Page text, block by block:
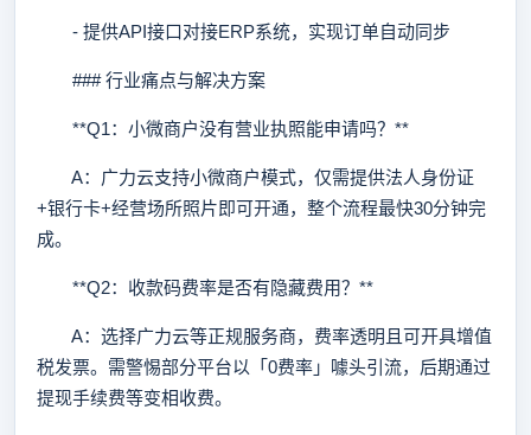
- 提供API接口对接ERP系统，实现订单自动同步
### 行业痛点与解决方案
**Q1：小微商户没有营业执照能申请吗？**
A：广力云支持小微商户模式，仅需提供法人身份证
+银行卡+经营场所照片即可开通，整个流程最快30分钟完
成。
**Q2：收款码费率是否有隐藏费用？**
A：选择广力云等正规服务商，费率透明且可开具增值
税发票。需警惕部分平台以「0费率」噱头引流，后期通过
提现手续费等变相收费。